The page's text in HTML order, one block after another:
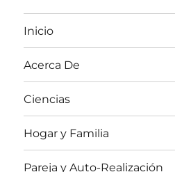
Inicio
Acerca De
Ciencias
Hogar y Familia
Pareja y Auto-Realización